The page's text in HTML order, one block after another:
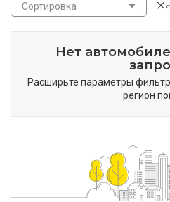
Сортировка
Нет
Расширьте параметры
регион